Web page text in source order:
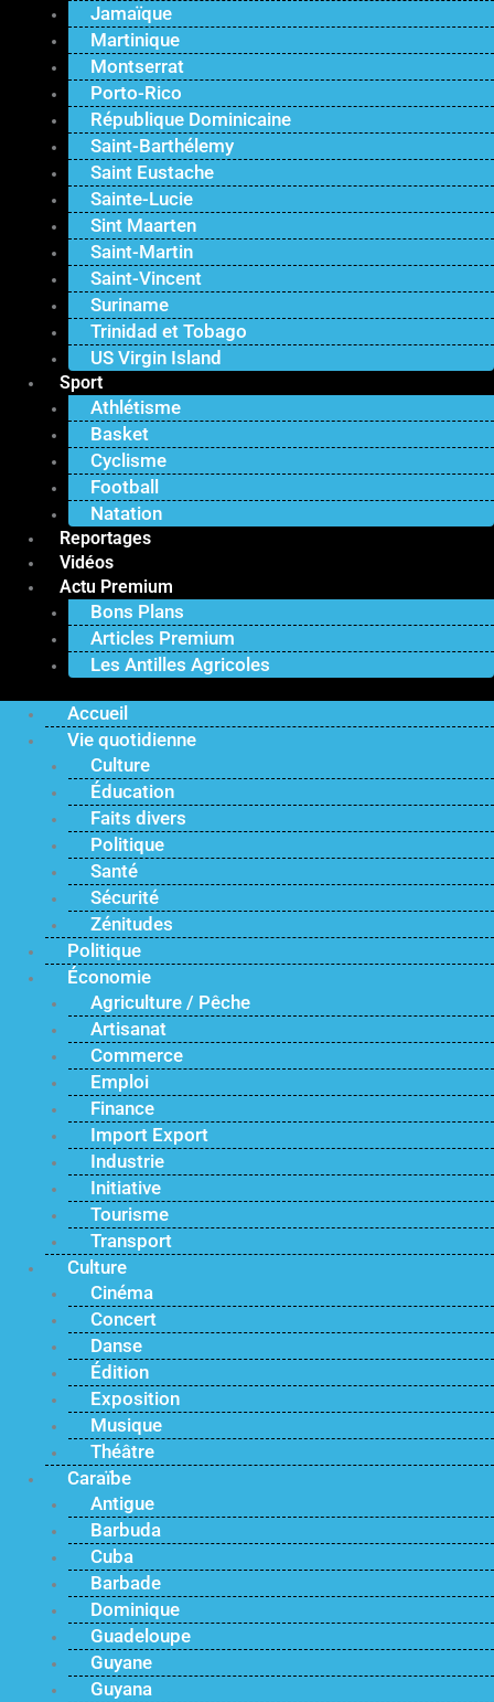
Jamaïque
Martinique
Montserrat
Porto-Rico
République Dominicaine
Saint-Barthélemy
Saint Eustache
Sainte-Lucie
Sint Maarten
Saint-Martin
Saint-Vincent
Suriname
Trinidad et Tobago
US Virgin Island
Sport
Athlétisme
Basket
Cyclisme
Football
Natation
Reportages
Vidéos
Actu Premium
Bons Plans
Articles Premium
Les Antilles Agricoles
Accueil
Vie quotidienne
Culture
Éducation
Faits divers
Politique
Santé
Sécurité
Zénitudes
Politique
Économie
Agriculture / Pêche
Artisanat
Commerce
Emploi
Finance
Import Export
Industrie
Initiative
Tourisme
Transport
Culture
Cinéma
Concert
Danse
Édition
Exposition
Musique
Théâtre
Caraïbe
Antigue
Barbuda
Cuba
Barbade
Dominique
Guadeloupe
Guyane
Guyana